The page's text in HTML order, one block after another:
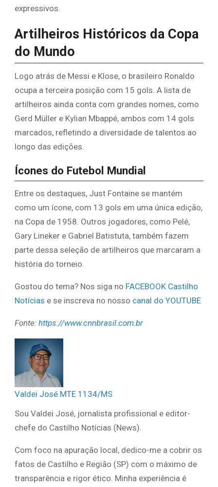
expressivos.
Artilheiros Históricos da Copa
do Mundo
Logo atrás de Messi e Klose, o brasileiro Ronaldo
ocupa a terceira posição com 15 gols. A lista de
artilheiros ainda conta com grandes nomes, como
Gerd Müller e Kylian Mbappé, ambos com 14 gols
marcados, refletindo a diversidade de talentos ao
longo das edições.
Ícones do Futebol Mundial
Entre os destaques, Just Fontaine se mantém
como um ícone, com 13 gols em uma única edição,
na Copa de 1958. Outros jogadores, como Pelé,
Gary Lineker e Gabriel Batistuta, também fazem
parte dessa seleção de artilheiros que marcaram a
história do torneio.
Gostou do tema? Nos siga no FACEBOOK Castilho
Notícias e se inscreva no nosso canal do YOUTUBE
Fonte: https://www.cnnbrasil.com.br
Valdei José MTE 1134/MS
Sou Valdei José, jornalista profissional e editor-
chefe do Castilho Notícias (News).
Com foco na apuração local, dedico-me a cobrir os
fatos de Castilho e Região (SP) com o máximo de
transparência e rigor ético. Minha experiência é